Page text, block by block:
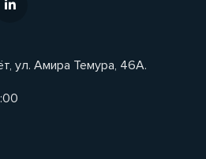
ул. Амира Темура, 46А.